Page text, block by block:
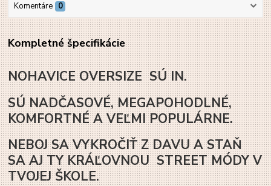
Komentáre 0
Kompletné špecifikácie
NOHAVICE OVERSIZE SÚ IN.
SÚ NADČASOVÉ, MEGAPOHODLNÉ,
KOMFORTNÉ A VEĽMI POPULÁRNE.
NEBOJ SA VYKROČIŤ Z DAVU A STAŇ
SA AJ TY KRÁĽOVNOU STREET MÓDY V
TVOJEJ ŠKOLE.